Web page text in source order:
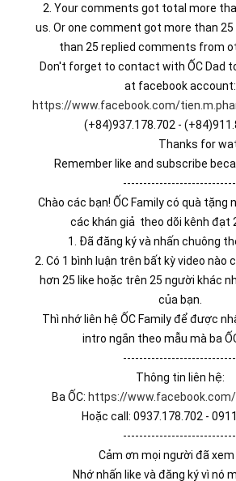
us. Or one comment got more than 25
than 25 replied comments from
at facebook account:
https://www.facebook.com/
(+84)937.178.702 -
Remember like and subscribe
Chào các bạn! ỐC Family có quà tặng
các khán giả  theo dõi kênh đạt
1. Đã đăng ký và nhấn chuông
2. Có 1 bình luận trên bất kỳ video nào
hơn 25 like hoặc trên 25 người khác
của bạn.
Thì nhớ liên hệ ỐC Family để được
intro ngắn theo mẫu mà ba
Thông tin liên hệ:
Ba ỐC: https://
Hoặc call: 0937.178.702 -
Cảm ơn mọi người đã xem
Nhớ nhấn like và đăng ký vì nó